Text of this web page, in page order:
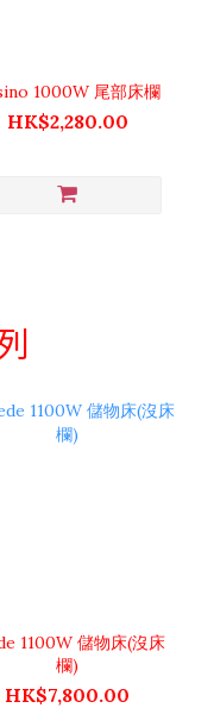
1000W 尾部床欄
HK$2,280.00
1100W 儲物床(沒床
欄)
HK$7,800.00